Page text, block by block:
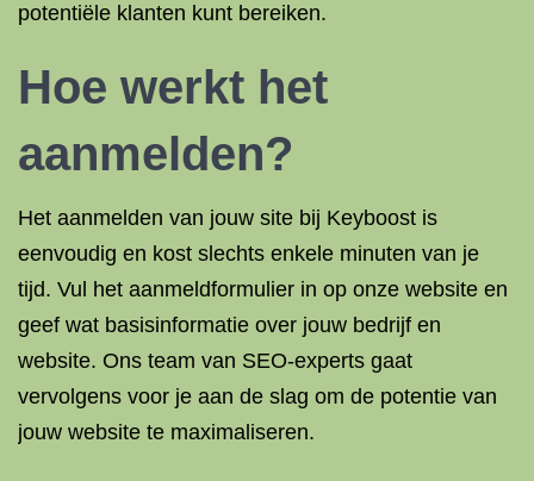
potentiële klanten kunt bereiken.
Hoe werkt het
aanmelden?
Het aanmelden van jouw site bij Keyboost is
eenvoudig en kost slechts enkele minuten van je
tijd. Vul het aanmeldformulier in op onze website en
geef wat basisinformatie over jouw bedrijf en
website. Ons team van SEO-experts gaat
vervolgens voor je aan de slag om de potentie van
jouw website te maximaliseren.